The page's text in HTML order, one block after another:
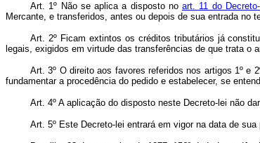
Art. 1º Não se aplica a disposto no art. 11 do
Mercante, e transferidos, antes ou depois de sua entrada no
Art. 2º Ficam extintos os créditos tributários já
legais, exigidos em virtude das transferências de que trata o
Art. 3º O direito aos favores referidos nos artigos 1º e
fundamentar a procedência do pedido e estabelecer, se
Art. 4º A aplicação do disposto neste Decreto-lei não
Art. 5º Este Decreto-lei entrará em vigor na data de